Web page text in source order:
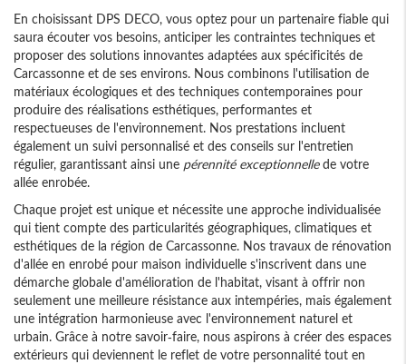
En choisissant DPS DECO, vous optez pour un partenaire fiable qui
saura écouter vos besoins, anticiper les contraintes techniques et
proposer des solutions innovantes adaptées aux spécificités de
Carcassonne et de ses environs. Nous combinons l'utilisation de
matériaux écologiques et des techniques contemporaines pour
produire des réalisations esthétiques, performantes et
respectueuses de l'environnement. Nos prestations incluent
également un suivi personnalisé et des conseils sur l'entretien
régulier, garantissant ainsi une pérennité exceptionnellede votre
allée enrobée.
Chaque projet est unique et nécessite une approche individualisée
qui tient compte des particularités géographiques, climatiques et
esthétiques de la région de Carcassonne. Nos travaux de rénovation
d'allée en enrobé pour maison individuelle s'inscrivent dans une
démarche globale d'amélioration de l'habitat, visant à offrir non
seulement une meilleure résistance aux intempéries, mais également
une intégration harmonieuse avec l'environnement naturel et
urbain. Grâce à notre savoir-faire, nous aspirons à créer des espaces
extérieurs qui deviennent le reflet de votre personnalité tout en